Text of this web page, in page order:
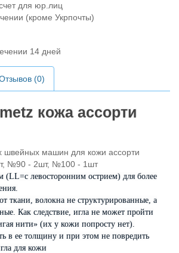
для юр.лиц
(кроме Укрпочты)
14 дней
(0)
кожа ассорти
швейных машин для кожи ассорти
№90 - 2шт, №100 - 1шт
левосторонним острием) для более
ткани, волокна не структурированные, а
Как следствие, игла не может пройти
нити» (их у кожи попросту нет).
в ее толщину и при этом не повредить
для кожи